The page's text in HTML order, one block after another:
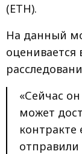
(ETH).
На данный
«Сейчас
может